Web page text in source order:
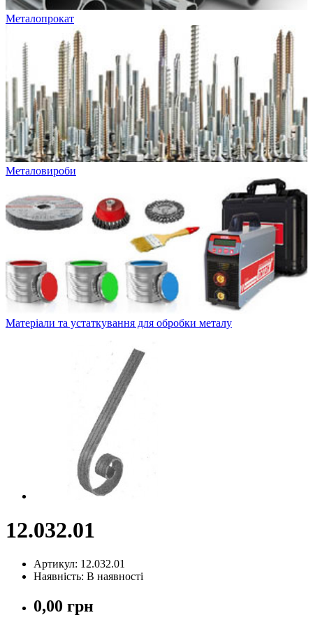
Металопрокат
Металовироби
Матеріали та устаткування для обробки металу
12.032.01
Артикул: 12.032.01
Наявність: В наявності
0,00 грн